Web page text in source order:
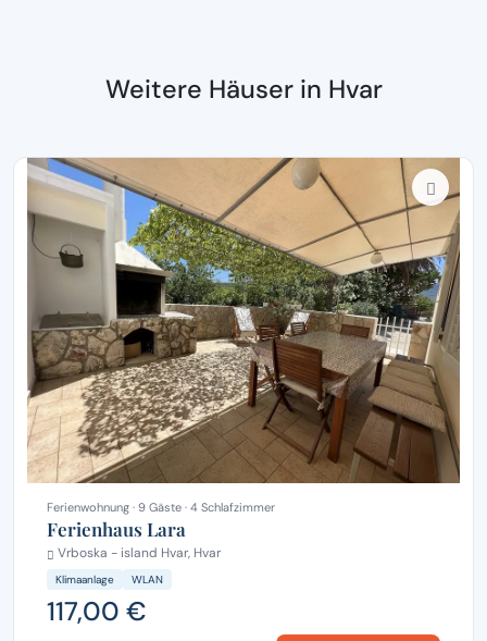
Weitere Häuser in Hvar
Ferienwohnung · 9 Gäste · 4 Schlafzimmer
Ferienhaus Lara
Vrboska - island Hvar, Hvar
Klimaanlage WLAN
117,00 €